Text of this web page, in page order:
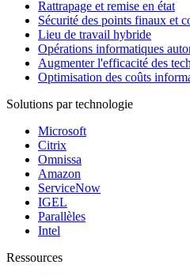
Rattrapage et remise en état
Sécurité des points finaux et
Lieu de travail hybride
Opérations informatiques
Augmenter l'efficacité des
Optimisation des coûts
Solutions par technologie
Microsoft
Citrix
Omnissa
Amazon
ServiceNow
IGEL
Parallèles
Intel
Ressources